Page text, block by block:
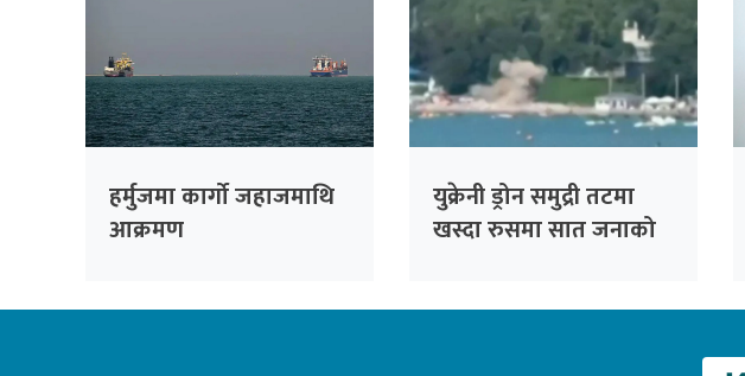
हर्मुजमा कार्गो जहाजमाथि
आक्रमण
युक्रेनी ड्रोन समुद्री तटमा
खस्दा रुसमा सात जनाको